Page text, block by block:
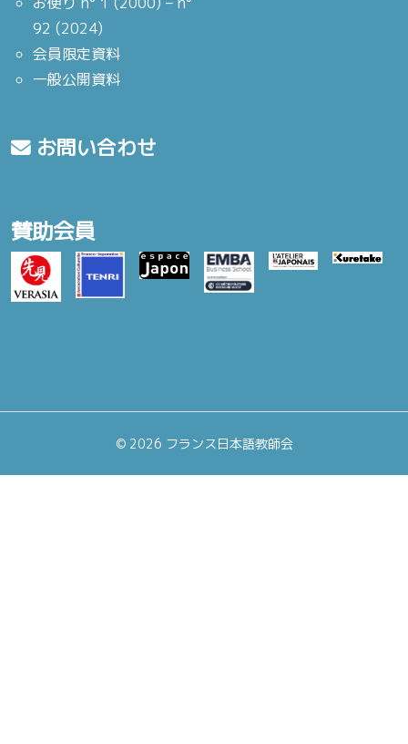
92 (2024)
会員限定資料
一般公開資料
お問い合わせ
賛助会員
©2026 フランス日本語教師会